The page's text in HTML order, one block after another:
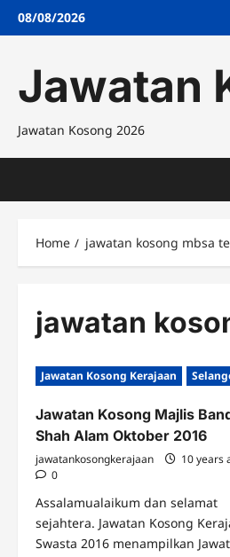
Skip08/08/2026
Jawatan
Jawatan Kosong 2026
Home jawatan kosong mbsa
jawatan
Jawatan Kosong Kerajaan
Jawatan Kosong Majlis
Shah Alam Oktober 2016
jawatankosongkerajaan
10 years
0
Assalamualaikum dan selamat
sejahtera. Jawatan Kosong
Swasta 2016 menampilkan